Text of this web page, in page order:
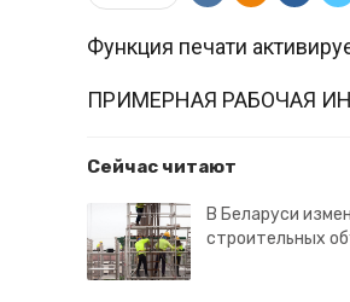
Функция печати
ПРИМЕРНАЯ РАБОЧАЯ
Сейчас читают
В Беларуси
строительных